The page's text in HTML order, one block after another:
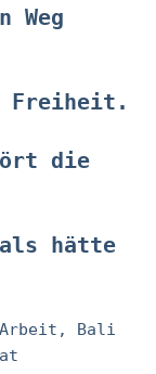
Weg
Freiheit.
die
als hätte
Arbeit, Bali